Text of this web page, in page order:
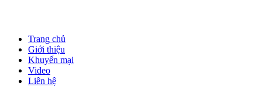
Trang chủ
Giới thiệu
Khuyến mại
Video
Liên hệ